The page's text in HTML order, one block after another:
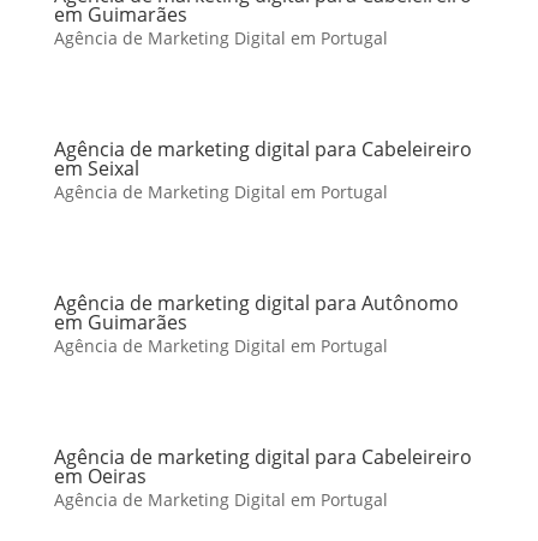
em Guimarães
Agência de Marketing Digital em Portugal
Agência de marketing digital para Cabeleireiro
em Seixal
Agência de Marketing Digital em Portugal
Agência de marketing digital para Autônomo
em Guimarães
Agência de Marketing Digital em Portugal
Agência de marketing digital para Cabeleireiro
em Oeiras
Agência de Marketing Digital em Portugal